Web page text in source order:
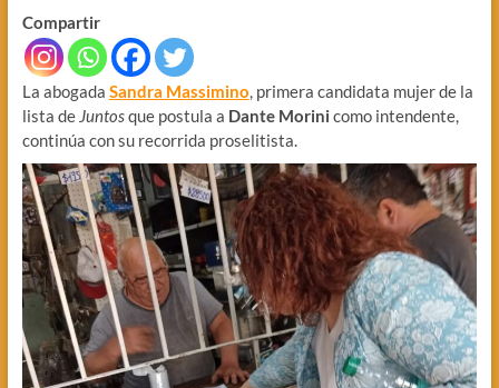
Compartir
La abogada Sandra Massimino , primera candidata mujer de la
lista de Juntosque postula a Dante Morini como intendente,
continúa con su recorrida proselitista.